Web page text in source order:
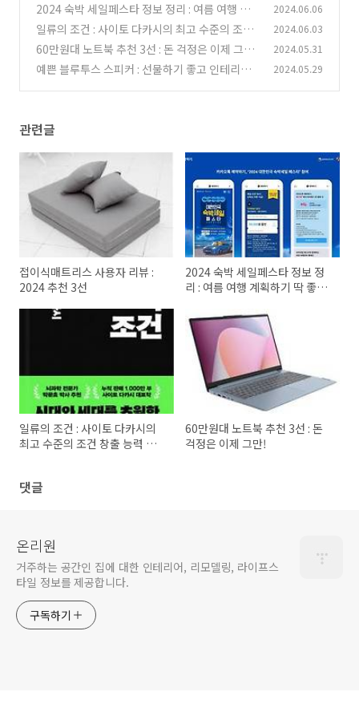
2024 숙박 세일페스타 정보 정리 : 여름 여행 계
획하기 딱 좋은 타이밍! (0)
2024.06.06
일류의 조건 : 사이토 다카시의 최고 수준의 조건
창출 능력 탐구
(0)
2024.06.03
60만원대 노트북 추천 3선 : 돈 걱정은 이제 그만!
(0)
2024.05.31
예쁜 블루투스 스피커 : 선물하기 좋고 인테리어
2024.05.29
관련글
접이식매트리스 사용자 리뷰 :
2024 추천 3선
2024 숙박 세일페스타 정보 정
리 : 여름 여행 계획하기 딱 좋은
일류의 조건 : 사이토 다카시의
최고 수준의 조건 창출 능력 탐
60만원대 노트북 추천 3선 : 돈
걱정은 이제 그만!
댓글
온리원
거주하는 공간인 집에 대한 인테리어, 리모델링, 라이프스
타일 정보를 제공합니다.
구독하기